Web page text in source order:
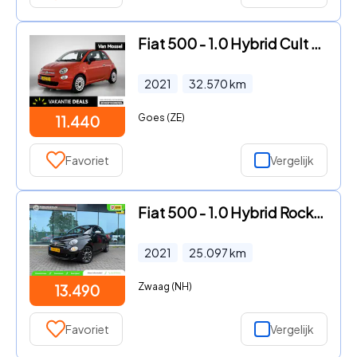
11.440
Fiat 500 - 1.0 Hybrid Cult | Airco | Navigatie | Lichtmetalen velgen
2021 32.570km
Goes (ZE)
Favoriet Vergelijk
13.490
Fiat 500 - 1.0 Hybrid Rockstar - Media Apple/Android - Panodak - Parkee
2021 25.097km
Zwaag (NH)
Favoriet Vergelijk